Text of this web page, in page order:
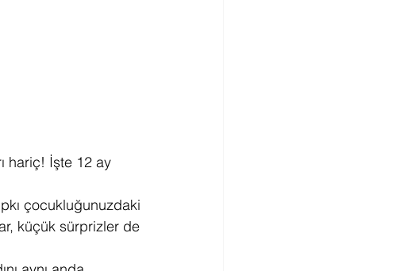
hariç! İşte 12 ay
çocukluğunuzdaki
küçük sürprizler de